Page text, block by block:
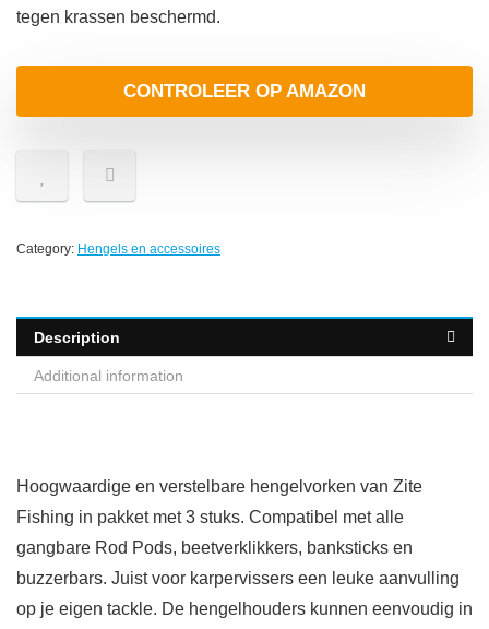
tegen krassen beschermd.
CONTROLEER OP AMAZON
Category: Hengels en accessoires
Description
Additional information
Hoogwaardige en verstelbare hengelvorken van Zite
Fishing in pakket met 3 stuks. Compatibel met alle
gangbare Rod Pods, beetverklikkers, banksticks en
buzzerbars. Juist voor karpervissers een leuke aanvulling
op je eigen tackle. De hengelhouders kunnen eenvoudig in